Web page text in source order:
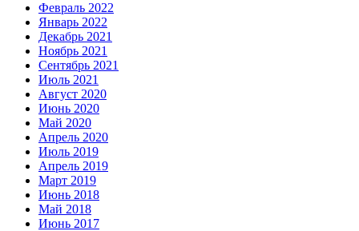
Февраль 2022
Январь 2022
Декабрь 2021
Ноябрь 2021
Сентябрь 2021
Июль 2021
Август 2020
Июнь 2020
Май 2020
Апрель 2020
Июль 2019
Апрель 2019
Март 2019
Июнь 2018
Май 2018
Июнь 2017